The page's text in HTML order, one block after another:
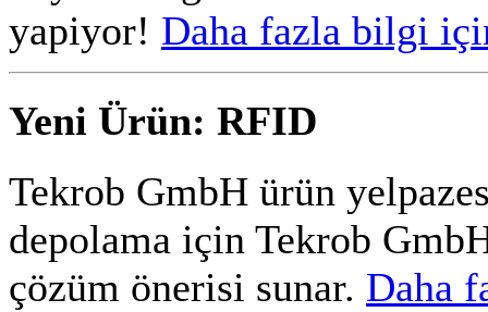
yapiyor! Daha fazla bilgi
Yeni Ürün: RFID
Tekrob GmbH ürün
depolama için Tekrob
çözüm önerisi sunar. Daha